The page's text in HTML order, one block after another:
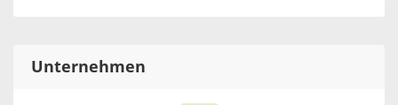
Unternehmen